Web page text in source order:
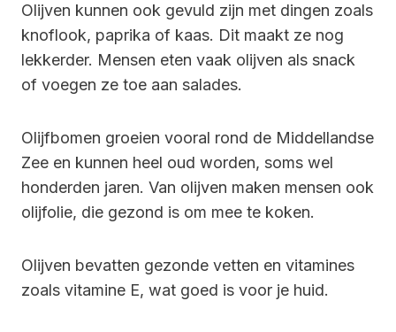
Olijven kunnen ook gevuld zijn met dingen zoals
knoflook, paprika of kaas. Dit maakt ze nog
lekkerder. Mensen eten vaak olijven als snack
of voegen ze toe aan salades.
Olijfbomen groeien vooral rond de Middellandse
Zee en kunnen heel oud worden, soms wel
honderden jaren. Van olijven maken mensen ook
olijfolie, die gezond is om mee te koken.
Olijven bevatten gezonde vetten en vitamines
zoals vitamine E, wat goed is voor je huid.